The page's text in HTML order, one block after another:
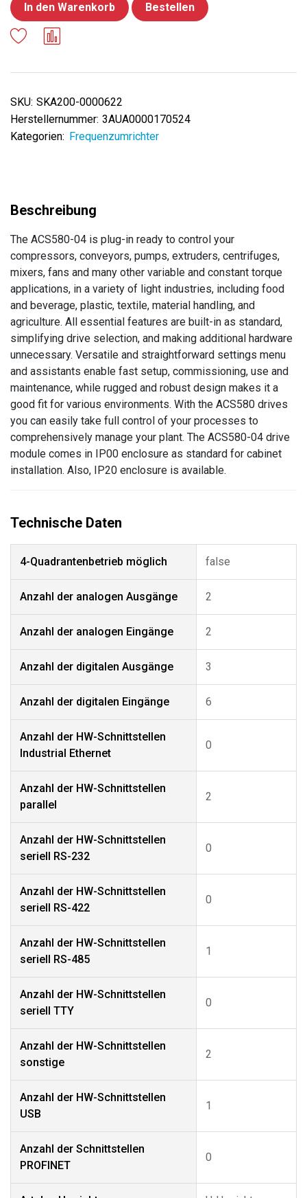
In den Warenkorb Bestellen
SKU: SKA200-0000622
Herstellernummer: 3AUA0000170524
Kategorien: Frequenzumrichter
The ACS580-04 is plug-in ready to control your
compressors, conveyors, pumps, extruders, centrifuges,
mixers, fans and many other variable and constant torque
applications, in a variety of light industries, including food
and beverage, plastic, textile, material handling, and
agriculture. All essential features are built-in as standard,
simplifying drive selection, and making additional hardware
unnecessary. Versatile and straightforward settings menu
and assistants enable fast setup, commissioning, use and
maintenance, while rugged and robust design makes it a
good fit for various environments. With the ACS580 drives
you can easily take full control of your processes to
comprehensively manage your plant. The ACS580-04 drive
module comes in IP00 enclosure as standard for cabinet
installation. Also, IP20 enclosure is available.
4-Quadrantenbetrieb möglich false
Anzahl der analogen Ausgänge 2
Anzahl der analogen Eingänge 2
Anzahl der digitalen Ausgänge 3
Anzahl der digitalen Eingänge 6
Anzahl der HW-Schnittstellen
Industrial Ethernet
0
Anzahl der HW-Schnittstellen
parallel
2
Anzahl der HW-Schnittstellen
seriell RS-232
0
Anzahl der HW-Schnittstellen
seriell RS-422
0
Anzahl der HW-Schnittstellen
seriell RS-485
1
Anzahl der HW-Schnittstellen
seriell TTY
0
Anzahl der HW-Schnittstellen
sonstige
2
Anzahl der HW-Schnittstellen
USB
1
Anzahl der Schnittstellen
PROFINET
0